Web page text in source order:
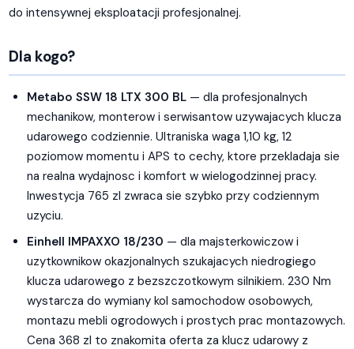
do intensywnej eksploatacji profesjonalnej.
Dla kogo?
Metabo SSW 18 LTX 300 BL— dla profesjonalnych
mechanikow, monterow i serwisantow uzywajacych klucza
udarowego codziennie. Ultraniska waga 1,10 kg, 12
poziomow momentu i APS to cechy, ktore przekladaja sie
na realna wydajnosc i komfort w wielogodzinnej pracy.
Inwestycja 765 zl zwraca sie szybko przy codziennym
uzyciu.
Einhell IMPAXXO 18/230 — dla majsterkowiczow i
uzytkownikow okazjonalnych szukajacych niedrogiego
klucza udarowego z bezszczotkowym silnikiem. 230 Nm
wystarcza do wymiany kol samochodow osobowych,
montazu mebli ogrodowych i prostych prac montazowych.
Cena 368 zl to znakomita oferta za klucz udarowy z